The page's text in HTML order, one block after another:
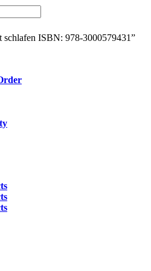
ISBN: 978-3000579431”